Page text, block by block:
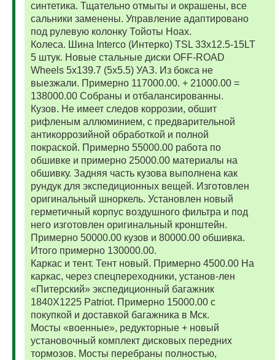
синтетика. Тщательно отмыты и окрашены, все
сальники заменены. Управление адаптировано
под рулевую колонку Тойоты Ноах.
Колеса. Шина Interco (Интерко) TSL 33x12.5-15LT
5 штук. Новые стальные диски OFF-ROAD
Wheels 5x139.7 (5x5.5) УАЗ. Из бокса не
выезжали. Примерно 117000.00. + 21000.00 =
138000.00 Собраны и отбалансированны.
Кузов. Не имеет следов коррозии, обшит
рифленым аллюминием, с предварительной
антикоррозийной обработкой и полной
покраской. Примерно 55000.00 работа по
обшивке и примерно 25000.00 материалы на
обшивку. Задняя часть кузова выполнена как
рундук для экспедиционных вещей. Изготовлен
оригинальный шноркель. Установлен новый
герметичный корпус воздушного фильтра и под
него изготовлен оригинальный кронштейн.
Примерно 50000.00 кузов и 80000.00 обшивка.
Итого примерно 130000.00.
Каркас и тент. Тент новый. Примерно 4500.00 На
каркас, через спецпереходники, установ-лен
«Питерский» экспедиционный багажник
1840Х1225 Patriot. Примерно 15000.00 с
покупкой и доставкой багажника в Мск.
Мосты «военные», редукторные + новый
установочный комплект дисковых передних
тормозов. Мосты перебраны полностью,